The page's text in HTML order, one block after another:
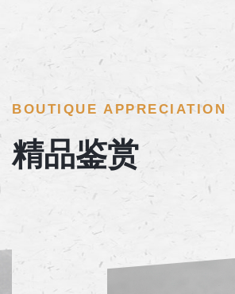
BOUTIQUE APPRECIATION
精品鉴赏